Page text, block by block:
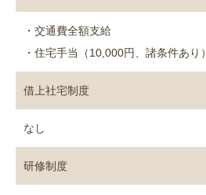
・交通費全額支給
・住宅手当（10,000円、諸条件あり）
借上社宅制度
なし
研修制度